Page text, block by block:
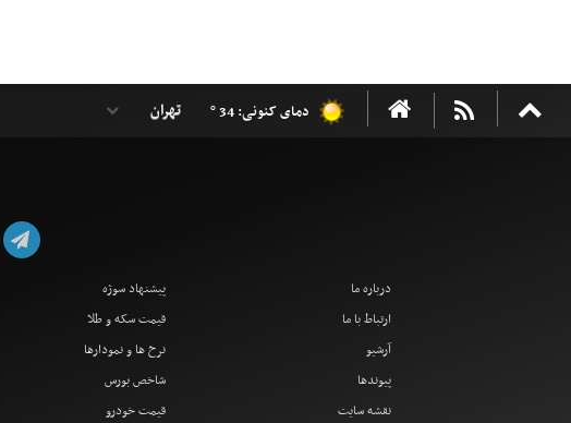
دمای کنونی: 34 °
درباره ما
ارتباط با ما
آرشیو
پیوندها
نقشه سایت
پیشنهاد سوژه
قیمت سکه و طلا
نرخ ها و نمودارها
شاخص بورس
قیمت خودرو